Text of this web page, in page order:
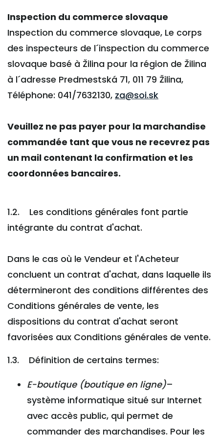
Inspection du commerce slovaque
Inspection du commerce slovaque, Le corps
des inspecteurs de l´inspection du commerce
slovaque basé à Žilina pour la région de Žilina
à l´adresse Predmestská 71, 011 79 Žilina,
Téléphone: 041/7632130, za@soi.sk
Veuillez ne pas payer pour la marchandise
commandée tant que vous ne recevrez pas
un mail contenant la confirmation et les
coordonnées bancaires.
1.2. Les conditions générales font partie
intégrante du contrat d'achat.
Dans le cas où le Vendeur et l'Acheteur
concluent un contrat d'achat, dans laquelle ils
détermineront des conditions différentes des
Conditions générales de vente, les
dispositions du contrat d'achat seront
favorisées aux Conditions générales de vente.
1.3. Définition de certains termes:
E-boutique (boutique en ligne)–
système informatique situé sur Internet
avec accès public, qui permet de
commander des marchandises. Pour les